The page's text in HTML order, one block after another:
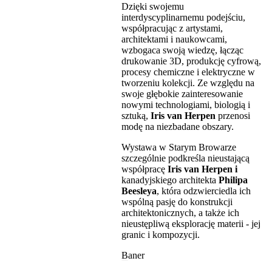
Dzięki swojemu
interdyscyplinarnemu podejściu,
współpracując z artystami,
architektami i naukowcami,
wzbogaca swoją wiedzę, łącząc
drukowanie 3D, produkcję cyfrową,
procesy chemiczne i elektryczne w
tworzeniu kolekcji. Ze względu na
swoje głębokie zainteresowanie
nowymi technologiami, biologią i
sztuką, Iris van Herpen przenosi
modę na niezbadane obszary.
Wystawa w Starym Browarze
szczególnie podkreśla nieustającą
współpracę Iris van Herpen i
kanadyjskiego architekta Philipa
Beesleya, która odzwierciedla ich
wspólną pasję do konstrukcji
architektonicznych, a także ich
nieustępliwą eksplorację materii - jej
granic i kompozycji.
Baner